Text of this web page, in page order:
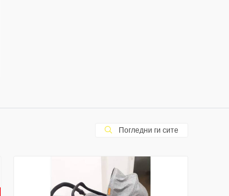
Погледни ги сите